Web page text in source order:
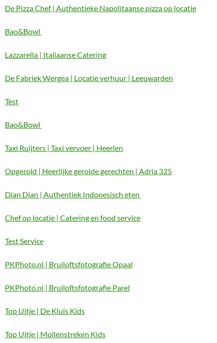
De Pizza Chef | Authentieke Napolitaanse pizza op locatie
Bao&Bowl
Lazzarella | Italiaanse Catering
De Fabriek Wergea | Locatie verhuur | Leeuwarden
Test
Bao&Bowl
Taxi Ruijters | Taxi vervoer | Heerlen
Opgerold | Heerlijke gerolde gerechten | Adria 325
Dian Dian | Authentiek Indonesisch eten
Chef op locatie | Catering en food service
Test Service
PKPhoto.nl | Bruiloftsfotografie Opaal
PKPhoto.nl | Bruiloftsfotografie Parel
Top Uitje | De Kluis Kids
Top Uitje | Mollenstreken Kids